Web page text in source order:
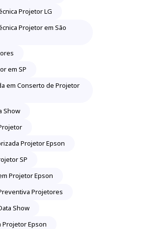
Projetor LG
Projetor em São
em SP
em Conserto de Projetor
Show
Projetor Epson
SP
Projetor Epson
Projetores
Show
Projetor Epson